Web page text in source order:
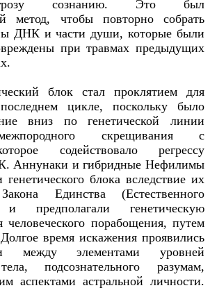
сознанию. Это был
метод, чтобы повторно собрать
ДНК и части души, которые были
при травмах предыдущих
блок стал проклятием для
цикле, поскольку было
вниз по генетической линии
скрещивания с
содействовало регрессу
Аннунаки и гибридные Нефилимы
генетического блока вследствие их
Единства (Естественного
предполагали генетическую
порабощения, путем
время искажения проявились
между элементами уровней
подсознательного разумам,
аспектами астральной личности.